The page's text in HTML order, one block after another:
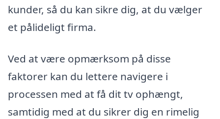
kunder, så du kan sikre dig, at du vælger
et pålideligt firma.
Ved at være opmærksom på disse
faktorer kan du lettere navigere i
processen med at få dit tv ophængt,
samtidig med at du sikrer dig en rimelig